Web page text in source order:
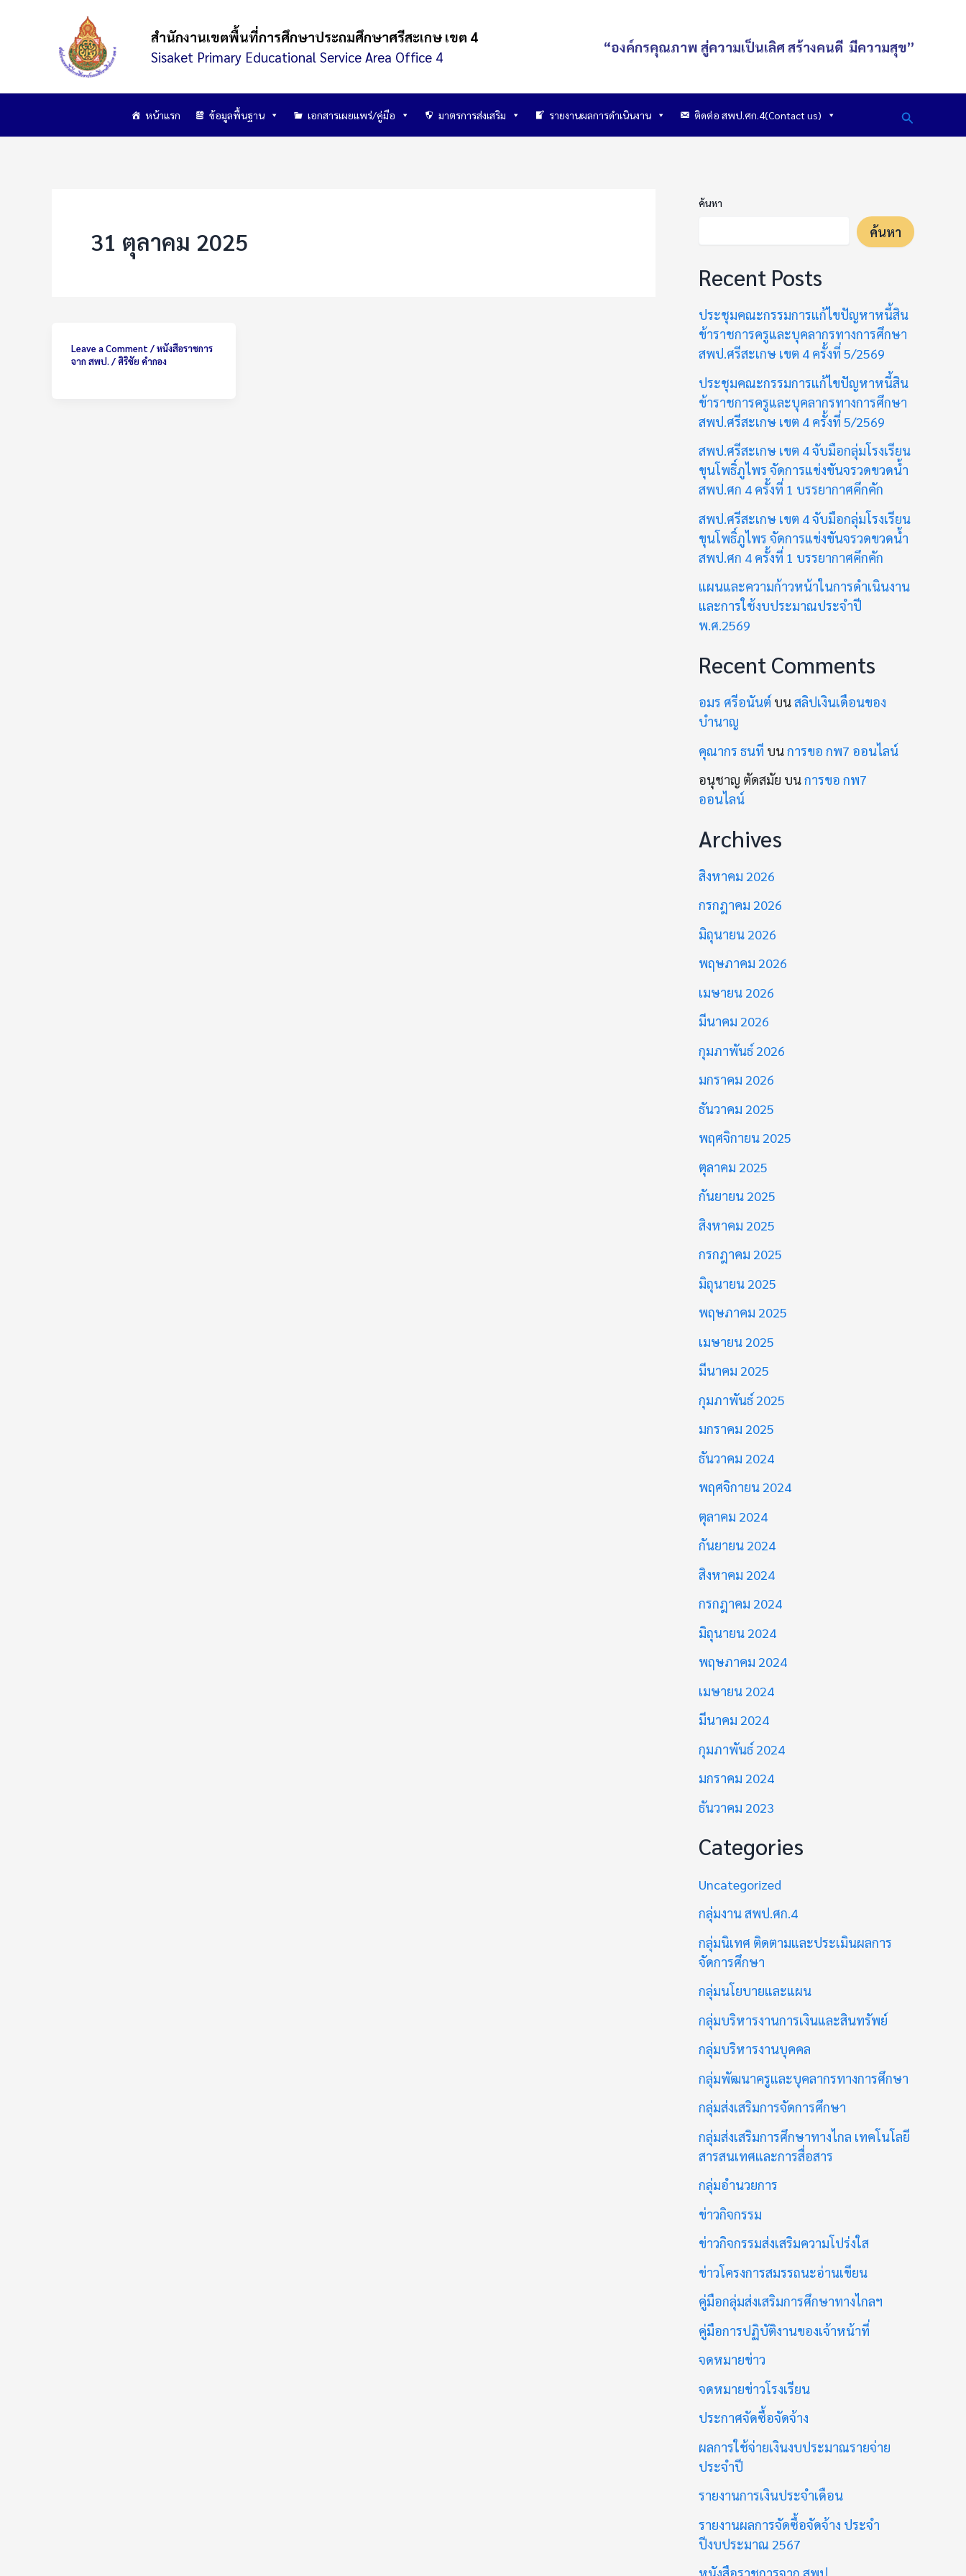
สำนักงานเขตพื้นที่การศึกษาประถมศึกษาศรีสะเกษ เขต 4
Sisaket Primary Educational Service Area Office 4
“องค์กรคุณภาพ สู่ความเป็นเลิศสร้างคนดี มีความสุข”
หน้าแรก ข้อมูลพื้นฐาน เอกสารเผยแพร่/คู่มือ มาตรการส่งเสริม รายงานผลการดำเนินงาน ติดต่อ สพป.ศก.4(Contact us) Search
31 ตุลาคม 2025
Leave a Comment /หนังสือราชการ
จาก สพป. /ศิริชัย คำกอง
ค้นหา
ค้นหา
Recent Posts
ประชุมคณะกรรมการแก้ไขปัญหาหนี้สิน
ข้าราชการครูและบุคลากรทางการศึกษา
สพป.ศรีสะเกษ เขต 4 ครั้งที่ 5/2569
ประชุมคณะกรรมการแก้ไขปัญหาหนี้สิน
ข้าราชการครูและบุคลากรทางการศึกษา
สพป.ศรีสะเกษ เขต 4 ครั้งที่ 5/2569
สพป.ศรีสะเกษ เขต 4 จับมือกลุ่มโรงเรียน
ขุนโพธิ์ภูไพร จัดการแข่งขันจรวดขวดน้ำ
สพป.ศก 4 ครั้งที่ 1 บรรยากาศคึกคัก
สพป.ศรีสะเกษ เขต 4 จับมือกลุ่มโรงเรียน
ขุนโพธิ์ภูไพร จัดการแข่งขันจรวดขวดน้ำ
สพป.ศก 4 ครั้งที่ 1 บรรยากาศคึกคัก
แผนและความก้าวหน้าในการดำเนินงาน
และการใช้งบประมาณประจำปี
พ.ศ.2569
Recent Comments
อมร ศรีอนันต์ บนสลิปเงินเดือนของ
บำนาญ
คุณากร ธนที บนการขอ กพ7 ออนไลน์
อนุชาญ ตัดสมัย บนการขอ กพ7
ออนไลน์
Archives
สิงหาคม 2026
กรกฎาคม 2026
มิถุนายน 2026
พฤษภาคม 2026
เมษายน 2026
มีนาคม 2026
กุมภาพันธ์ 2026
มกราคม 2026
ธันวาคม 2025
พฤศจิกายน 2025
ตุลาคม 2025
กันยายน 2025
สิงหาคม 2025
กรกฎาคม 2025
มิถุนายน 2025
พฤษภาคม 2025
เมษายน 2025
มีนาคม 2025
กุมภาพันธ์ 2025
มกราคม 2025
ธันวาคม 2024
พฤศจิกายน 2024
ตุลาคม 2024
กันยายน 2024
สิงหาคม 2024
กรกฎาคม 2024
มิถุนายน 2024
พฤษภาคม 2024
เมษายน 2024
มีนาคม 2024
กุมภาพันธ์ 2024
มกราคม 2024
ธันวาคม 2023
Categories
Uncategorized
กลุ่มงาน สพป.ศก.4
กลุ่มนิเทศ ติดตามและประเมินผลการ
จัดการศึกษา
กลุ่มนโยบายและแผน
กลุ่มบริหารงานการเงินและสินทรัพย์
กลุ่มบริหารงานบุคคล
กลุ่มพัฒนาครูและบุคลากรทางการศึกษา
กลุ่มส่งเสริมการจัดการศึกษา
กลุ่มส่งเสริมการศึกษาทางไกล เทคโนโลยี
สารสนเทศและการสื่อสาร
กลุ่มอำนวยการ
ข่าวกิจกรรม
ข่าวกิจกรรมส่งเสริมความโปร่งใส
ข่าวโครงการสมรรถนะอ่านเขียน
คู่มือกลุ่มส่งเสริมการศึกษาทางไกลฯ
คู่มือการปฏิบัติงานของเจ้าหน้าที่
จดหมายข่าว
จดหมายข่าวโรงเรียน
ประกาศจัดซื้อจัดจ้าง
ผลการใช้จ่ายเงินงบประมาณรายจ่าย
ประจำปี
รายงานการเงินประจำเดือน
รายงานผลการจัดซื้อจัดจ้าง ประจำ
ปีงบประมาณ 2567